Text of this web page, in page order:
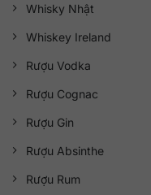
Whisky Nhật
Whiskey Ireland
Rượu Vodka
Rượu Cognac
Rượu Gin
Rượu Absinthe
Rượu Rum